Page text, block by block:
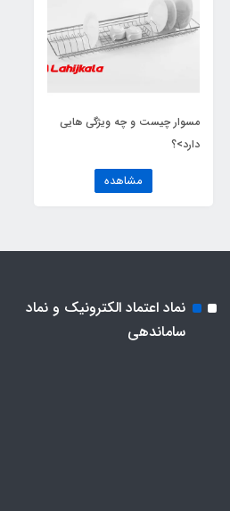
مسوار چیست و چه ویژگی هایی
دارد>؟
مشاهده
نماد اعتماد الکترونیک و نماد
ساماندهی